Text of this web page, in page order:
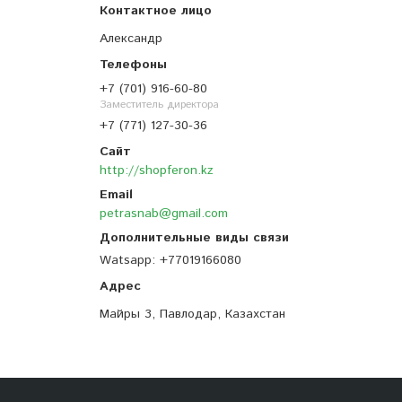
Александр
+7 (701) 916-60-80
Заместитель директора
+7 (771) 127-30-36
http://shopferon.kz
petrasnab@gmail.com
Watsapp +77019166080
Майры 3, Павлодар, Казахстан